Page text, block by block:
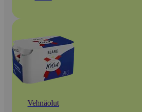
Vehnäolut